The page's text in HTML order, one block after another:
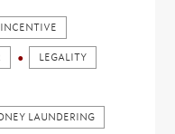
INCENTIVE
LEGALITY
LAUNDERING